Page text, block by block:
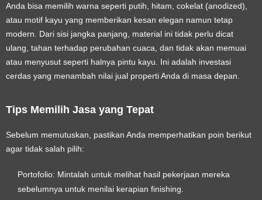
Anda bisa memilih warna seperti putih, hitam, cokelat (anodized),
atau motif kayu yang memberikan kesan elegan namun tetap
modern. Dari sisi jangka panjang, material ini tidak perlu dicat
ulang, tahan terhadap perubahan cuaca, dan tidak akan memuai
atau menyusut seperti halnya pintu kayu. Ini adalah investasi
cerdas yang menambah nilai jual properti Anda di masa depan.
Tips Memilih Jasa yang Tepat
Sebelum memutuskan, pastikan Anda memperhatikan poin berikut
agar tidak salah pilih:
Portofolio: Mintalah untuk melihat hasil pekerjaan mereka
sebelumnya untuk menilai kerapian finishing.